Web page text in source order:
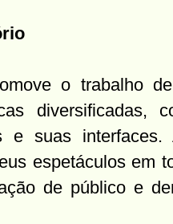
o trabalho
diversificadas,
e suas
espetáculos em
de público e